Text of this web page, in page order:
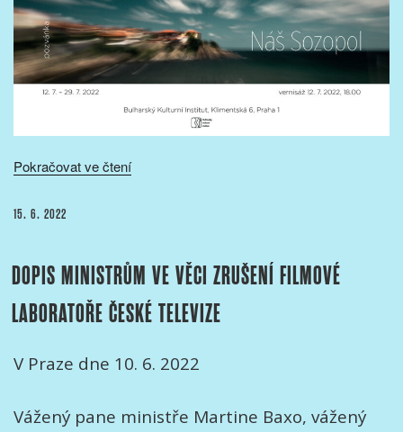
Pokračovat ve čtení„Výstava
PUBLIKOVÁNO
15. 6. 2022
DOPIS MINISTRŮM VE VĚCI ZRUŠENÍ FILMOVÉ
LABORATOŘE ČESKÉ TELEVIZE
V Praze dne 10. 6. 2022
Vážený pane ministře Martine Baxo, vážený